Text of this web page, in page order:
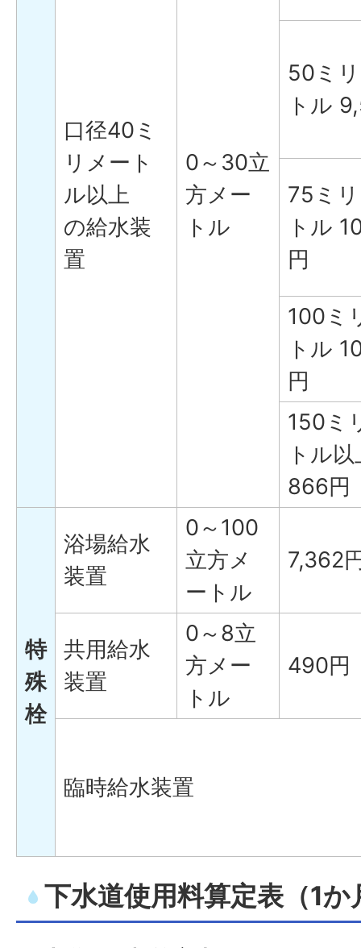
口径40ミ
リメート
ル以上
の給水装
置
0～30立
方メー
トル
50ミ
トル
75ミ
トル
円
100ミ
トル
円
150ミ
トル
866円
特
殊
栓
浴場給水
装置
0～100
立方メ
ートル
7,362
共用給水
装置
0～8立
方メー
トル
490円
臨時給水装置
下水道使用料算定表（1か